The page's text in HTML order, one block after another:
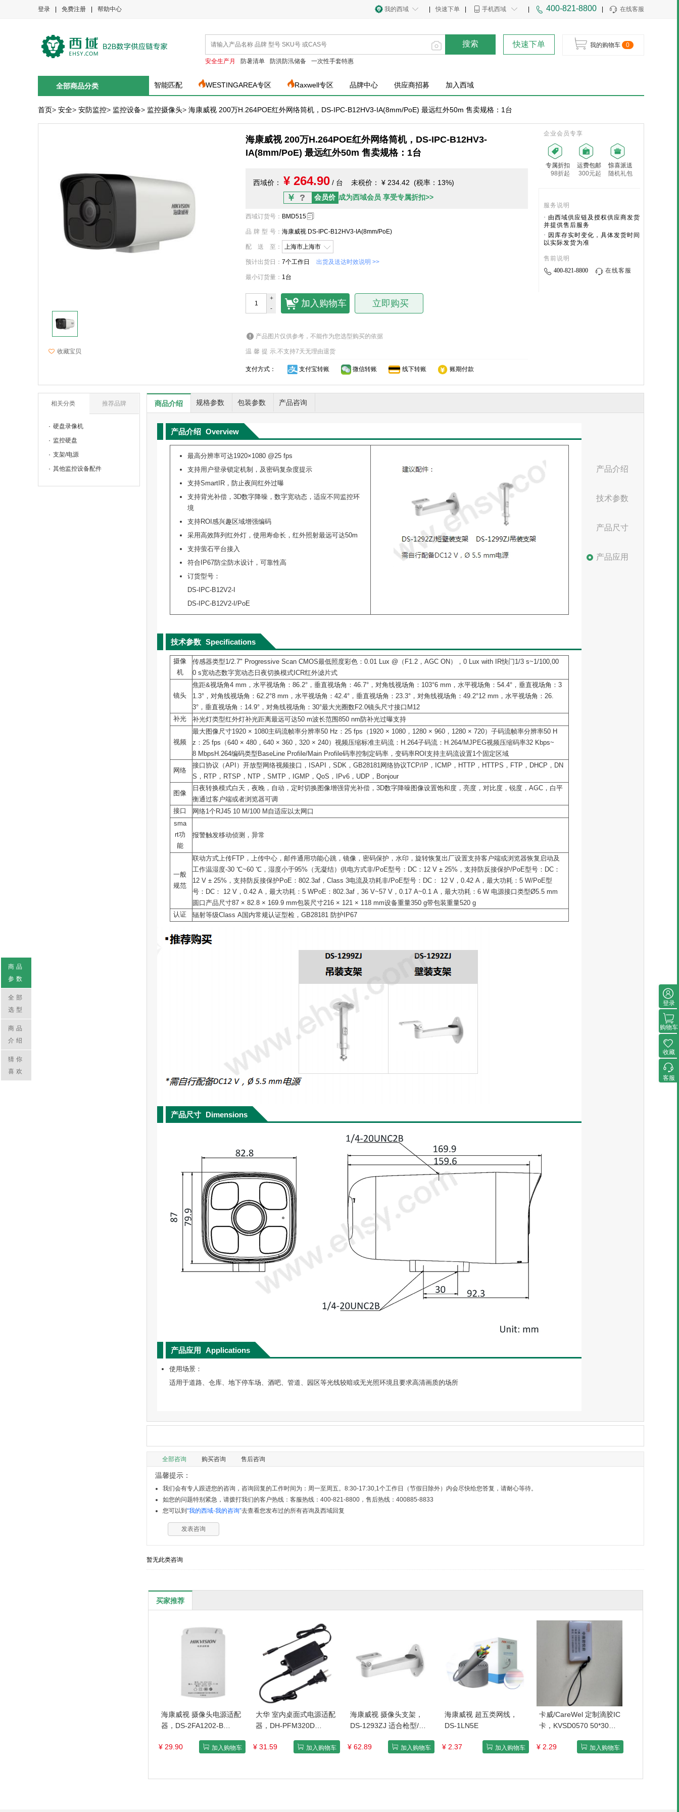
登录 免费注册 帮助中心 在线客服
400-821-8800
手机西域
快速下单
我的西域
搜索
安全生产月 防暑清单 防洪防汛储备 一次性手套特惠
快速下单 我的购物车 0
全部商品分类 智能匹配 WESTINGAREA专区 Raxwell专区 品牌中心 供应商招募 加入西域
首页> 安全> 安防监控> 监控设备> 监控摄像头> 海康威视 200万H.264POE红外网络筒机，DS-IPC-B12HV3-IA(8mm/PoE) 最远红外50m 售卖规格：1台
收藏宝贝
海康威视 200万H.264POE红外网络筒机，DS-IPC-B12HV3-
IA(8mm/PoE) 最远红外50m 售卖规格：1台
西域价： ¥ 264.90 / 台 未税价： ¥ 234.42 (税率：13%)
￥ ? 会员价 成为西域会员 享受专属折扣>>
西域订货号 ： BMD515
品牌型号 ： 海康威视 DS-IPC-B12HV3-IA(8mm/PoE)
配送至 ： 上海市上海市
预计出货日 ： 7个工作日 出货及送达时效说明 >>
最小订货量 ： 1台
+
-
加入购物车 立即购买
产品图片仅供参考，不能作为您选型购买的依据
温馨提示.不支持7天无理由退货
支付方式： 支付宝转账 微信转账 线下转账 账期付款
企业会员专享
专属折扣
98折起
运费包邮
300元起
惊喜派送
随机礼包
服务说明
· 由西域供应链及授权供应商发货
并提供售后服务
· 因库存实时变化，具体发货时间
以实际发货为准
售前说明
400-821-8800
在线客服
相关分类 推荐品牌
硬盘录像机
监控硬盘
支架/电源
其他监控设备配件
商品介绍 规格参数 包装参数 产品咨询
产品介绍 Overview
最高分辨率可达1920×1080 @25 fps
支持用户登录锁定机制，及密码复杂度提示
支持SmartIR，防止夜间红外过曝
支持背光补偿，3D数字降噪，数字宽动态，适应不同监控环
境
支持ROI感兴趣区域增强编码
采用高效阵列红外灯，使用寿命长，红外照射最远可达50m
支持萤石平台接入
符合IP67防尘防水设计，可靠性高
订货型号：
DS-IPC-B12V2-I
DS-IPC-B12V2-I/PoE
技术参数 Specifications
摄像
机
传感器类型1/2.7" Progressive Scan CMOS最低照度彩色：0.01 Lux @（F1.2，AGC ON），0 Lux with IR快门1/3 s~1/100,00
0 s宽动态数字宽动态日夜切换模式ICR红外滤片式
镜头
焦距&视场角4 mm，水平视场角：86.2°，垂直视场角：46.7°，对角线视场角：103°6 mm，水平视场角：54.4°，垂直视场角：3
1.3°，对角线视场角：62.2°8 mm，水平视场角：42.4°，垂直视场角：23.3°，对角线视场角：49.2°12 mm，水平视场角：26.
3°，垂直视场角：14.9°，对角线视场角：30°最大光圈数F2.0镜头尺寸接口M12
补光
补光灯类型红外灯补光距离最远可达50 m波长范围850 nm防补光过曝支持
视频
最大图像尺寸1920 × 1080主码流帧率分辨率50 Hz：25 fps（1920 × 1080，1280 × 960，1280 × 720）子码流帧率分辨率50 H
z：25 fps（640 × 480，640 × 360，320 × 240）视频压缩标准主码流：H.264子码流：H.264/MJPEG视频压缩码率32 Kbps~
8 MbpsH.264编码类型BaseLine Profile/Main Profile码率控制定码率，变码率ROI支持主码流设置1个固定区域
网络
接口协议（API）开放型网络视频接口，ISAPI，SDK，GB28181网络协议TCP/IP，ICMP，HTTP，HTTPS，FTP，DHCP，DN
S，RTP，RTSP，NTP，SMTP，IGMP，QoS，IPv6，UDP，Bonjour
图像
日夜转换模式白天，夜晚，自动，定时切换图像增强背光补偿，3D数字降噪图像设置饱和度，亮度，对比度，锐度，AGC，白平
衡通过客户端或者浏览器可调
接口
网络1个RJ45 10 M/100 M自适应以太网口
sma
rt功
能
报警触发移动侦测，异常
一般
规范
联动方式上传FTP，上传中心，邮件通用功能心跳，镜像，密码保护，水印，旋转恢复出厂设置支持客户端或浏览器恢复启动及
工作温湿度-30 ℃~60 ℃，湿度小于95%（无凝结）供电方式非/PoE型号：DC：12 V ± 25%，支持防反接保护/PoE型号：DC：
12 V ± 25%，支持防反接保护PoE：802.3af，Class 3电流及功耗非/PoE型号：DC： 12 V，0.42 A，最大功耗：5 W/PoE型
号：DC： 12 V，0.42 A，最大功耗：5 WPoE：802.3af，36 V~57 V，0.17 A~0.1 A，最大功耗：6 W 电源接口类型Ø5.5 mm
圆口产品尺寸87 × 82.8 × 169.9 mm包装尺寸216 × 121 × 118 mm设备重量350 g带包装重量520 g
认证
辐射等级Class A国内常规认证型检，GB28181 防护IP67
产品尺寸 Dimensions
产品应用 Applications
使用场景：
适用于道路、仓库、地下停车场、酒吧、管道、园区等光线较暗或无光照环境且要求高清画质的场所
产品介绍
技术参数
产品尺寸
产品应用
全部咨询 购买咨询 售后咨询
温馨提示：
我们会有专人跟进您的咨询，咨询回复的工作时间为：周一至周五。8:30-17:30,1个工作日（节假日除外）内会尽快给您答复，请耐心等待。
如您的问题特别紧急，请拨打我们的客户热线：客服热线：400-821-8800，售后热线：400885-8833
您可以到 “我的西域-我的咨询”去查看您发布过的所有咨询及西域回复
发表咨询
暂无此类咨询
买家推荐
海康威视 摄像头电源适配
器，DS-2FA1202-B
格：1个
¥ 29.90 加入购物车
大华 室内桌面式电源适配
器，DH-PFM320D
售卖规格：1个
¥ 31.59 加入购物车
海康威视 摄像头支架，
DS-1293ZJ 适合枪型/筒
规格：1个
¥ 62.89 加入购物车
海康威视 超五类网线，
DS-1LN5E
¥ 2.37 加入购物车
卡威/CareWel 定制滴胶IC
卡，KVSD0570 50*30mm
¥ 2.29
加入购物车
商品
参数
全部
选型
商品
介绍
猜你
喜欢
登录
购物车
收藏
客服